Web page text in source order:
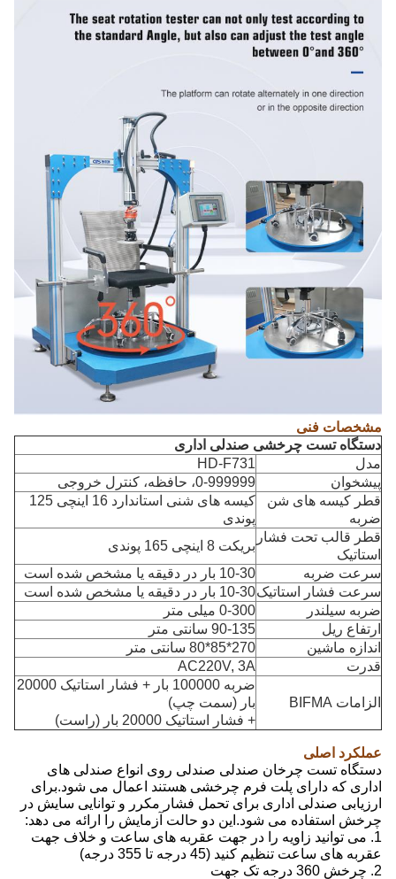
مشخصات فنی
دستگاه تست چرخشی صندلی اداری
مدل
HD-F731
پیشخوان
0-999999، حافظه، کنترل خروجی
قطر کیسه های شن
ضربه
کیسه های شنی استاندارد 16 اینچی 125
پوندی
قطر قالب تحت فشار
استاتیک
بریکت 8 اینچی 165 پوندی
سرعت ضربه
10-30 بار در دقیقه یا مشخص شده است
سرعت فشار استاتیک10-30 بار در دقیقه یا مشخص شده است
ضربه سیلندر
0-300 میلی متر
ارتفاع ریل
90-135 سانتی متر
اندازه ماشین
270*85*80 سانتی متر
قدرت
AC220V, 3A
الزامات BIFMA
ضربه 100000 بار + فشار استاتیک 20000
بار (سمت چپ)
+ فشار استاتیک 20000 بار (راست)
عملکرد اصلی
دستگاه تست چرخان صندلی صندلی روی انواع صندلی های
اداری که دارای پلت فرم چرخشی هستند اعمال می شود.برای
ارزیابی صندلی اداری برای تحمل فشار مکرر و توانایی سایش در
چرخش استفاده می شود.این دو حالت آزمایش را ارائه می دهد:
1. می توانید زاویه را در جهت عقربه های ساعت و خلاف جهت
عقربه های ساعت تنظیم کنید (45 درجه تا 355 درجه)
2. چرخش 360 درجه تک جهت